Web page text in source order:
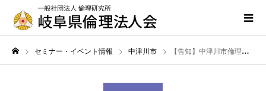
セミナー・イベント情報 中津川市 【告知】中津川市倫理法人会 経営者モーニングセミナー9月予定表